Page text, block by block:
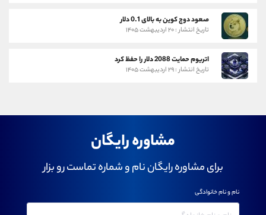
صعود دوج کوین به بالای 0.1 دلار
تاریخ انتشار : ۲۰ اردیبهشت ۱۴۰۵
اتریوم حمایت 2088 دلار را حفظ کرد
تاریخ انتشار : ۲۹ اردیبهشت ۱۴۰۵
مشاوره رایگان
برای مشاوره رایگان نام و شماره تماست رو بزار
نام و نام خانوادگی